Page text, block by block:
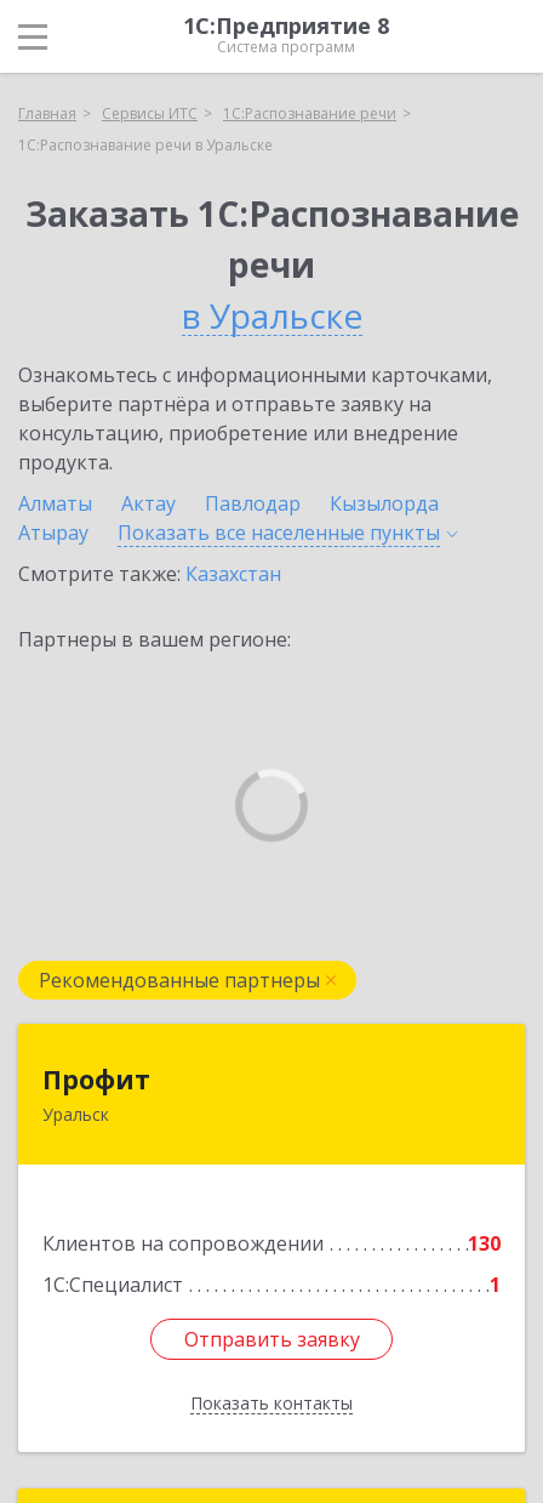
1С:Предприятие 8
Система программ
Главная Сервисы ИТС
1С:Распознавание речи
1С:Распознавание речи в Уральске
Заказать 1С:Распознавание
речи
в Уральске
Ознакомьтесь с информационными карточками,
выберите партнёра и отправьте заявку на
консультацию, приобретение или внедрение
продукта.
Алматы
Актау Павлодар
Кызылорда
Атырау
Показать все населенные пункты
Смотрите также: Казахстан
Партнеры в вашем регионе:
Рекомендованные партнеры
Профит
Уральск
Клиентов на сопровождении
130
1С:Специалист
1
Отправить заявку
Показать контакты
Отправить заявку
Назад